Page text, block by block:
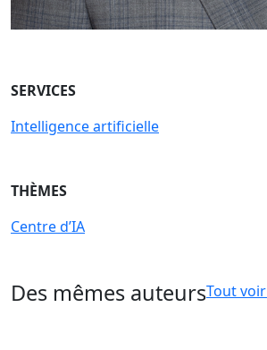
SERVICES
Intelligence artificielle
THÈMES
Centre d’IA
Des mêmes auteursTout voir